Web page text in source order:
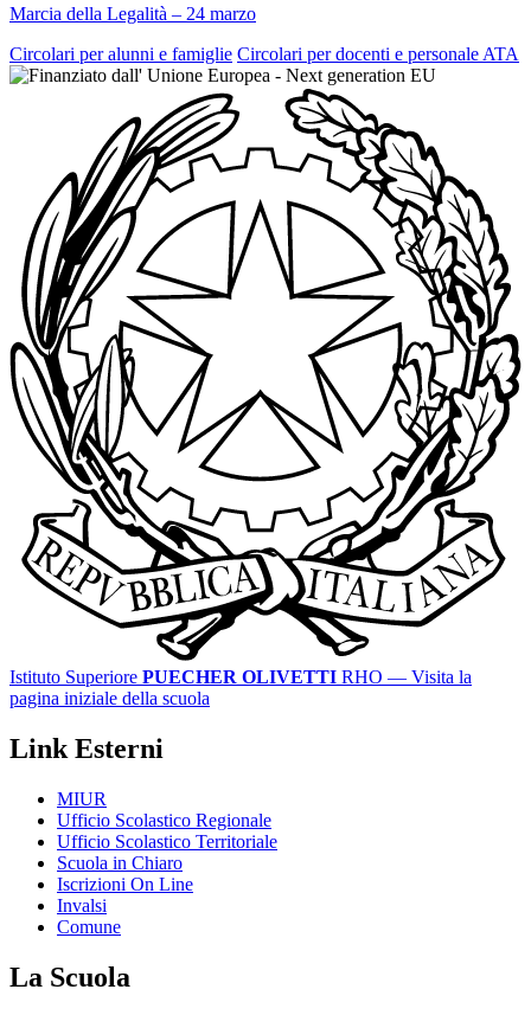
Marcia della Legalità – 24 marzo
Circolari per alunni e famiglie Circolari per docenti e personale ATA
Istituto Superiore PUECHER OLIVETTI RHO — Visita la
pagina iniziale della scuola
Link Esterni
MIUR
Ufficio Scolastico Regionale
Ufficio Scolastico Territoriale
Scuola in Chiaro
Iscrizioni On Line
Invalsi
Comune
La Scuola